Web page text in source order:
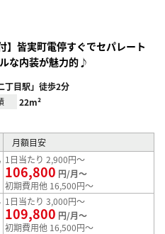
】皆実町電停すぐでセパレート
な内装が魅力的♪
丁目駅」徒歩2分
22m²
月額目安
1日当たり 2,900円～
106,800 円/月～
初期費用他 16,500円～
1日当たり 3,000円～
109,800 円/月～
初期費用他 16,500円～